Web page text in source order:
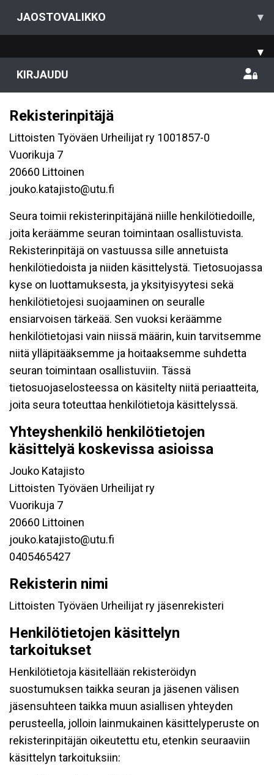
JAOSTOVALIKKO ▾
▾
KIRJAUDU
Rekisterinpitäjä
Littoisten Työväen Urheilijat ry 1001857-0
Vuorikuja 7
20660 Littoinen
jouko.katajisto@utu.fi
Seura toimii rekisterinpitäjänä niille henkilötiedoille,
joita keräämme seuran toimintaan osallistuvista.
Rekisterinpitäjä on vastuussa sille annetuista
henkilötiedoista ja niiden käsittelystä. Tietosuojassa
kyse on luottamuksesta, ja yksityisyytesi sekä
henkilötietojesi suojaaminen on seuralle
ensiarvoisen tärkeää. Sen vuoksi keräämme
henkilötietojasi vain niissä määrin, kuin tarvitsemme
niitä ylläpitääksemme ja hoitaaksemme suhdetta
seuran toimintaan osallistuviin. Tässä
tietosuojaselosteessa on käsitelty niitä periaatteita,
joita seura toteuttaa henkilötietoja käsittelyssä.
Yhteyshenkilö henkilötietojen
käsittelyä koskevissa asioissa
Jouko Katajisto
Littoisten Työväen Urheilijat ry
Vuorikuja 7
20660 Littoinen
jouko.katajisto@utu.fi
0405465427
Rekisterin nimi
Littoisten Työväen Urheilijat ry jäsenrekisteri
Henkilötietojen käsittelyn
tarkoitukset
Henkilötietoja käsitellään rekisteröidyn
suostumuksen taikka seuran ja jäsenen välisen
jäsensuhteen taikka muun asiallisen yhteyden
perusteella, jolloin lainmukainen käsittelyperuste on
rekisterinpitäjän oikeutettu etu, etenkin seuraaviin
käsittelyn tarkoituksiin: